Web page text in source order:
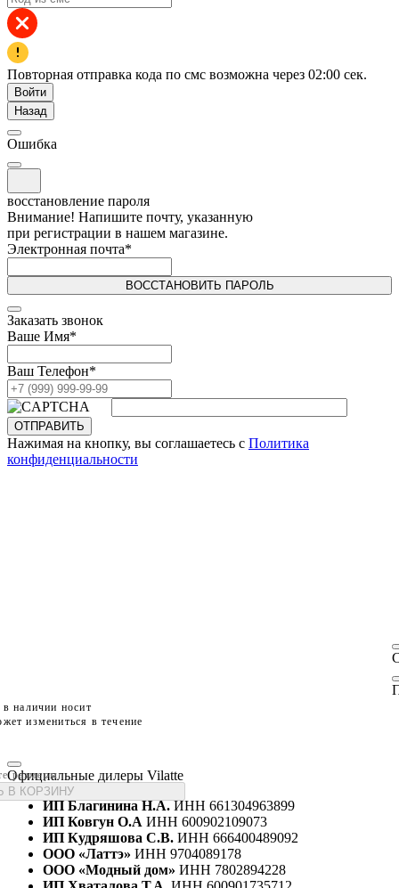
Повторная отправка кода по смс возможна через 02:00 сек.
Войти
Назад
Ошибка
восстановление пароля
Внимание! Напишите почту, указанную
при регистрации в нашем магазине.
Электронная почта*
ВОССТАНОВИТЬ ПАРОЛЬ
Заказать звонок
Ваше Имя*
Ваш Телефон*
ОТПРАВИТЬ
Нажимая на кнопку, вы соглашаетесь с Политика
конфиденциальности
наличии носит
измениться в течение
размеры
В КОРЗИНУ
Официальные дилеры Vilatte
ИП Благинина Н.А.ИНН 661304963899
ИП Ковгун О.А ИНН 600902109073
ИП Кудряшова С.В. ИНН 666400489092
ООО «Латтэ» ИНН 9704089178
ООО «Модный дом» ИНН 7802894228